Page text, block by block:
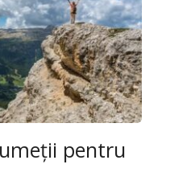
pentru